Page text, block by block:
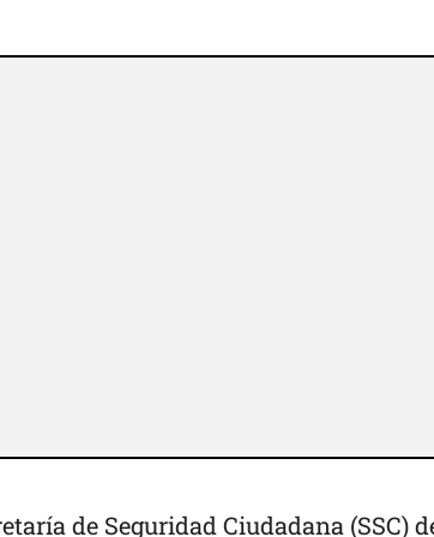
de Seguridad Ciudadana (SSC)